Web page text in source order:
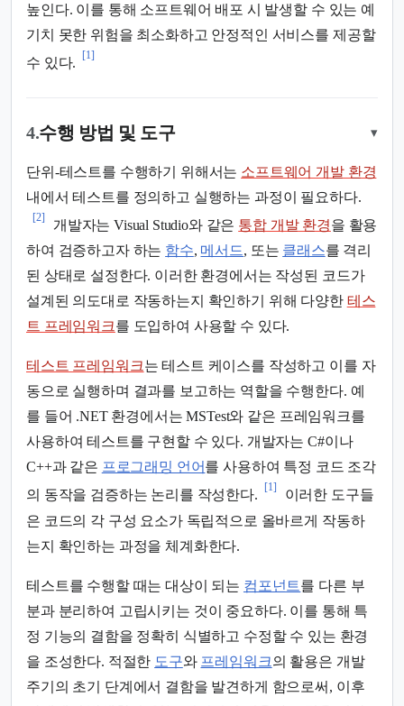
높인다. 이를 통해 소프트웨어 배포 시 발생할 수 있는 예
기치 못한 위험을 최소화하고 안정적인 서비스를 제공할
수 있다.
[1]
4.수행 방법 및 도구 ▾
단위-테스트를 수행하기 위해서는 소프트웨어 개발 환경
내에서 테스트를 정의하고 실행하는 과정이 필요하다.
[2]
개발자는 Visual Studio와 같은 통합 개발 환경을 활용
하여 검증하고자 하는 함수, 메서드, 또는 클래스를 격리
된 상태로 설정한다. 이러한 환경에서는 작성된 코드가
설계된 의도대로 작동하는지 확인하기 위해 다양한 테스
트 프레임워크를 도입하여 사용할 수 있다.
테스트 프레임워크는 테스트 케이스를 작성하고 이를 자
동으로 실행하며 결과를 보고하는 역할을 수행한다. 예
를 들어 .NET 환경에서는 MSTest와 같은 프레임워크를
사용하여 테스트를 구현할 수 있다. 개발자는 C#이나
C++과 같은 프로그래밍 언어를 사용하여 특정 코드 조각
의 동작을 검증하는 논리를 작성한다.
[1]
이러한 도구들
은 코드의 각 구성 요소가 독립적으로 올바르게 작동하
는지 확인하는 과정을 체계화한다.
테스트를 수행할 때는 대상이 되는 컴포넌트를 다른 부
분과 분리하여 고립시키는 것이 중요하다. 이를 통해 특
정 기능의 결함을 정확히 식별하고 수정할 수 있는 환경
을 조성한다. 적절한 도구와 프레임워크의 활용은 개발
주기의 초기 단계에서 결함을 발견하게 함으로써, 이후